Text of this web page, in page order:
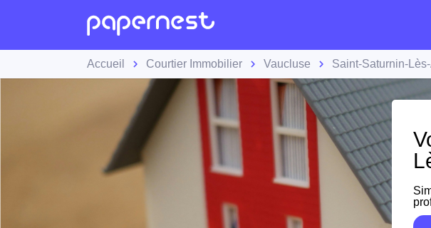
Accueil Courtier Immobilier Vaucluse Saint-Saturnin-